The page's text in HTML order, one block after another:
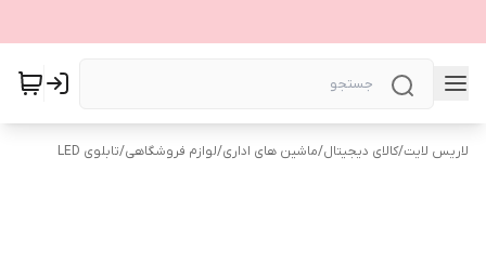
لاریس لایت/کالای دیجیتال/ماشین های اداری/لوازم فروشگاهی/تابلوی LED